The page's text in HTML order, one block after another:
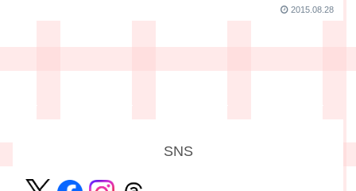
2015.08.28
SNS